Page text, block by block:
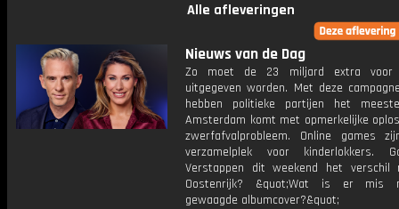
Alle afleveringen
Nieuws van de Dag
Zo moet de 23 miljard extra voor
uitgegeven worden. Met deze
hebben politieke partijen het
Amsterdam komt met opmerkelijke
zwerfafvalprobleem. Online games
verzamelplek voor kinderlokkers.
Verstappen dit weekend het verschil
Oostenrijk? &quot;Wat is er mis
gewaagde albumcover?&quot;